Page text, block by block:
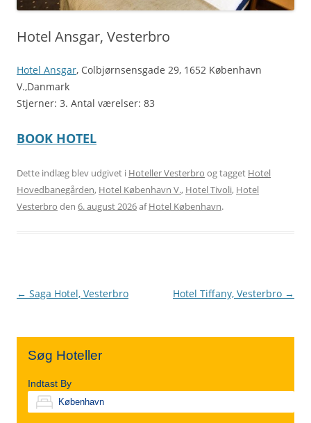
Hotel Ansgar, Vesterbro
Hotel Ansgar, Colbjørnsensgade 29, 1652 København
V.,Danmark
Stjerner: 3. Antal værelser: 83
BOOK HOTEL
Dette indlæg blev udgivet i Hoteller Vesterbro og tagget Hotel
Hovedbanegården, Hotel København V., Hotel Tivoli, Hotel
Vesterbro den 6. august 2026afHotel København.
Indlægsnavigation
← Saga Hotel, Vesterbro Hotel Tiffany, Vesterbro →
Søg Hoteller
Indtast By